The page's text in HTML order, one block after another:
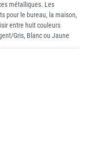
métalliques. Les
pour le bureau, la maison,
entre huit couleurs
Gris, Blanc ou Jaune